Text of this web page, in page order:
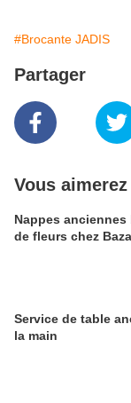
#Brocante JADIS
Partager
Vous
Nappes anciennes
de fleurs chez
Service de table
la main